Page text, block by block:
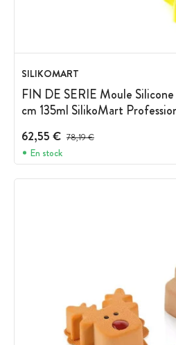
SILIKOMART
FIN DE SERIE Moule
cm 135ml SilikoMart
62,55 € Prix avant réduction :
78,19 €
En stock